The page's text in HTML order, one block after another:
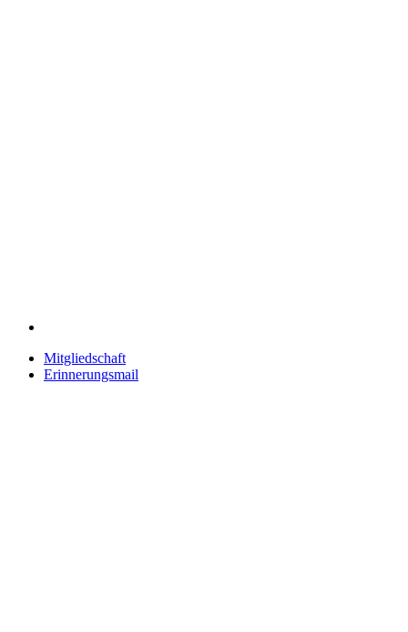
Mitgliedschaft
Erinnerungsmail